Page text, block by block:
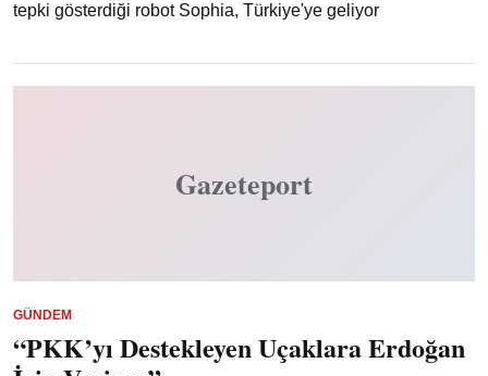
tepki gösterdiği robot Sophia, Türkiye'ye geliyor
Gazeteport
GÜNDEM
“PKK’yı Destekleyen Uçaklara Erdoğan